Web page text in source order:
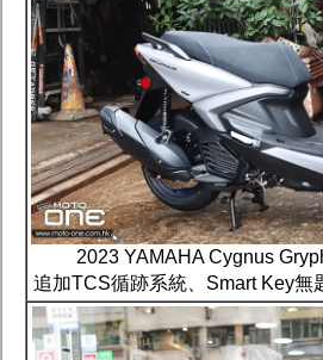
2023 YAMAHA Cygnus
追加TCS循跡系統、Smart Key無